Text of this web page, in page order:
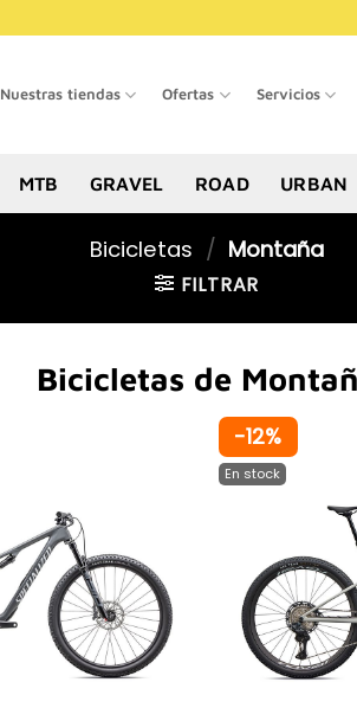
Nuestras tiendas Ofertas Servicios
MTB GRAVEL ROAD URBAN
Bicicletas / Montaña
FILTRAR
Bicicletas de
-12%